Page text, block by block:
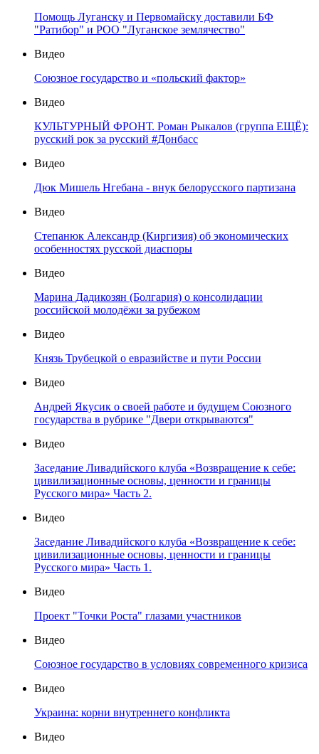
Помощь Луганску и Первомайску доставили БФ
"Ратибор" и РОО "Луганское землячество"
Видео
Союзное государство и «польский фактор»
Видео
КУЛЬТУРНЫЙ ФРОНТ. Роман Рыкалов (группа ЕЩЁ):
русский рок за русский #Донбасс
Видео
Дюк Мишель Нгебана - внук белорусского партизана
Видео
Степанюк Александр (Киргизия) об экономических
особенностях русской диаспоры
Видео
Марина Дадикозян (Болгария) о консолидации
российской молодёжи за рубежом
Видео
Князь Трубецкой о евразийстве и пути России
Видео
Андрей Якусик о своей работе и будущем Союзного
государства в рубрике "Двери открываются"
Видео
Заседание Ливадийского клуба «Возвращение к себе:
цивилизационные основы, ценности и границы
Русского мира» Часть 2.
Видео
Заседание Ливадийского клуба «Возвращение к себе:
цивилизационные основы, ценности и границы
Русского мира» Часть 1.
Видео
Проект "Точки Роста" глазами участников
Видео
Союзное государство в условиях современного кризиса
Видео
Украина: корни внутреннего конфликта
Видео